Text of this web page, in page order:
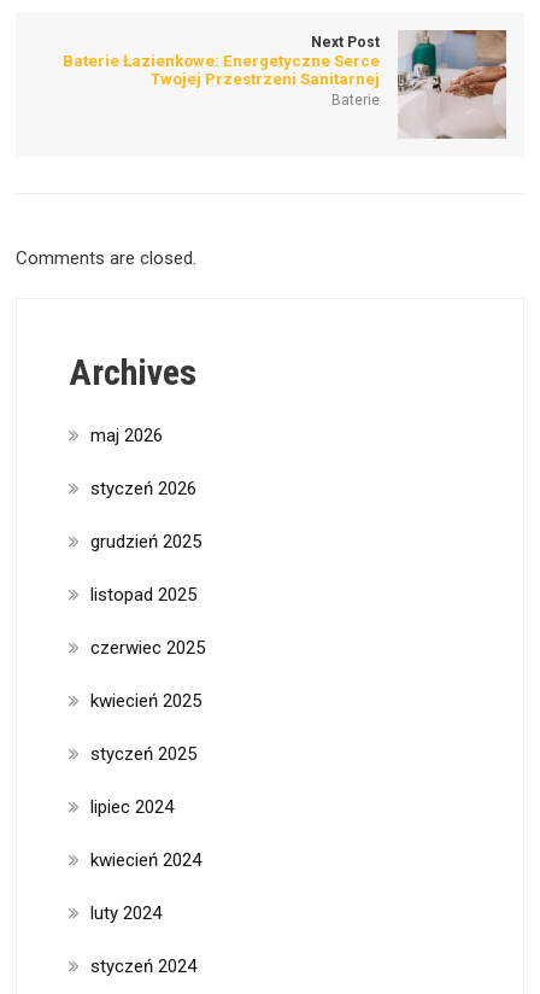
Next Post
Baterie Łazienkowe: Energetyczne Serce
Twojej Przestrzeni Sanitarnej
Baterie
Comments are closed.
Archives
maj 2026
styczeń 2026
grudzień 2025
listopad 2025
czerwiec 2025
kwiecień 2025
styczeń 2025
lipiec 2024
kwiecień 2024
luty 2024
styczeń 2024